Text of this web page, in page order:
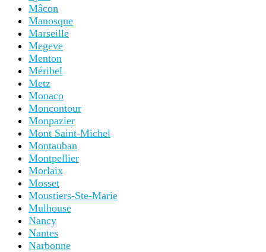
Mâcon
Manosque
Marseille
Megeve
Menton
Méribel
Metz
Monaco
Moncontour
Monpazier
Mont Saint-Michel
Montauban
Montpellier
Morlaix
Mosset
Moustiers-Ste-Marie
Mulhouse
Nancy
Nantes
Narbonne